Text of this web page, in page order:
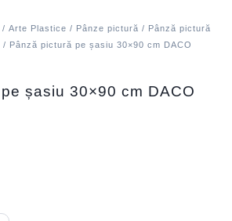
/ Arte Plastice / Pânze pictură / Pânză pictură
/ Pânză pictură pe șasiu 30×90 cm DACO
șasiu 30×90 cm DACO